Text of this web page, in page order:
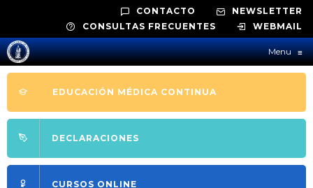
CONTACTO
NEWSLETTER
CONSULTAS FRECUENTES
WEBMAIL
Menu≡
EDUCACIÓN MÉDICA CONTINUA
DECLARACIONES
CURSOS ONLINE